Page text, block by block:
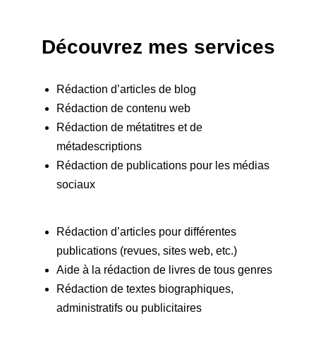
Découvrez mes services
Rédaction d’articles de blog
Rédaction de contenu web
Rédaction de métatitres et de
métadescriptions
Rédaction de publications pour les médias
sociaux
Rédaction d’articles pour différentes
publications (revues, sites web, etc.)
Aide à la rédaction de livres de tous genres
Rédaction de textes biographiques,
administratifs ou publicitaires